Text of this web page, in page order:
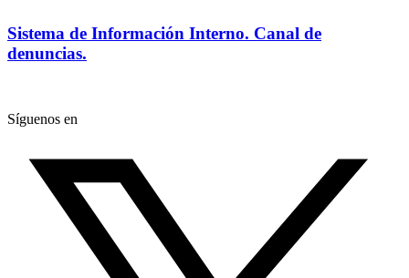
Sistema de Información Interno. Canal de
denuncias.
Síguenos en